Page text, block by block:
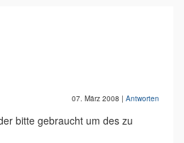
07. März 2008 | Antworten
bitte gebraucht um des zu